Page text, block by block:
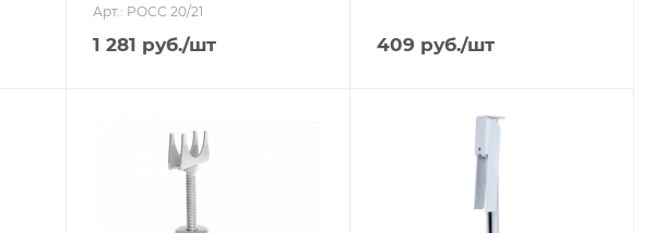
Арт.: РОСС 20/21
1 281 руб./шт 409 руб./шт